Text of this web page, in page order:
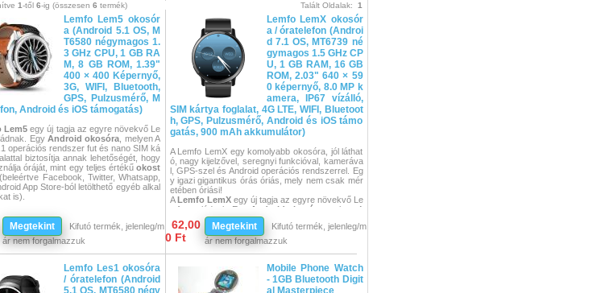
1-től 6-ig (összesen 6 termék) Talált Oldalak: 1
Lemfo Lem5 okosór
a (Android 5.1 OS, M
T6580 négymagos 1.
3 GHz CPU, 1 GB RA
M, 8 GB ROM, 1.39"
400 × 400 Képernyő,
3G, WIFI, Bluetooth,
GPS, Pulzusmérő, M
Android és iOS támogatás)
Lem5 egy új tagja az egyre növekvő Le
Egy Android okosóra , melyen A
operációs rendszer fut és nano SIM ká
biztosítja annak lehetőségét, hogy
óráját, mint egy teljes értékű okost
Facebook, Twitter, Whatsapp,
App Store-ból letölthető egyéb alkal
is).
és jellemzők:
With Lem5, you don't always need your p
hone. It supports nano SIM card, you ca
n take and make calls, check messages,
go internet on watch.
Stainless Steel Watch Case: CNC Machi
ning and 5 Times Grinding and Polishing.
Megtekint
Kifutó termék, jelenleg/m
ár nem forgalmazzuk
Lemfo LemX okosór
a / óratelefon (Androi
d 7.1 OS, MT6739 né
gymagos 1.5 GHz CP
U, 1 GB RAM, 16 GB
ROM, 2.03" 640 × 59
0 képernyő, 8.0 MP k
amera, IP67 vízálló,
SIM kártya foglalat, 4G LTE, WIFI, Bluetoot
h, GPS, Pulzusmérő, Android és iOS támo
gatás, 900 mAh akkumulátor)
A Lemfo LemX egy komolyabb okosóra, jól láthat
ó, nagy kijelzővel, seregnyi funkcióval, kameráva
l, GPS-szel és Android operációs rendszerrel. Eg
y igazi gigantikus órás óriás, mely nem csak mér
etében óriási!
ALemfo LemXegy új tagja az egyre növekvő Le
mfo családnak. Egy
Android okosóra
, melyen A
ndroid 7.1 operációs rendszer fut és nano SIM ká
rtya foglalattal biztosítja annak lehetőségét, hogy
úgy használja óráját, mint egy teljes értékű
t (beleértve Facebook, Twitter, Whatsapp,
és az Android App Store-ból letölthető egyéb alkal
mazásokat is).
Valójában a Lem X egy komplett mobiltelefont rejt.
Hívásokat fogadhat és intézhet, ellenőrizheti üze
62,00
0 Ft
Megtekint
Kifutó termék, jelenleg/m
ár nem forgalmazzuk
Lemfo Les1 okosóra
/ óratelefon (Android
5.1 OS, MT6580 négy
Mobile Phone Watch
- 1GB Bluetooth Digit
al Masterpiece